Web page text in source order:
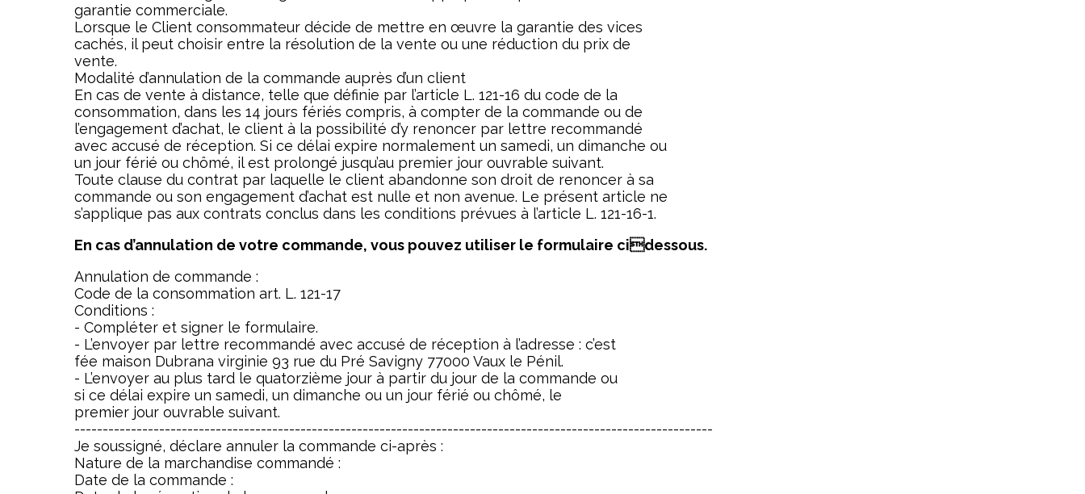
garantie commerciale.
Lorsque le Client consommateur décide de mettre en œuvre la garantie des vices
cachés, il peut choisir entre la résolution de la vente ou une réduction du prix de
vente.
Modalité d’annulation de la commande auprès d’un client
En cas de vente à distance, telle que définie par l’article L. 121-16 du code de la
consommation, dans les 14 jours fériés compris, à compter de la commande ou de
l’engagement d’achat, le client à la possibilité d’y renoncer par lettre recommandé
avec accusé de réception. Si ce délai expire normalement un samedi, un dimanche ou
un jour férié ou chômé, il est prolongé jusqu’au premier jour ouvrable suivant.
Toute clause du contrat par laquelle le client abandonne son droit de renoncer à sa
commande ou son engagement d’achat est nulle et non avenue. Le présent article ne
s’applique pas aux contrats conclus dans les conditions prévues à l’article L. 121-16-1.
En cas d’annulation de votre commande, vous pouvez utiliser le formulaire cidessous.
Annulation de commande :
Code de la consommation art. L. 121-17
Conditions :
- Compléter et signer le formulaire.
- L’envoyer par lettre recommandé avec accusé de réception à l’adresse : c’est
fée maison Dubrana virginie 93 rue du Pré Savigny 77000 Vaux le Pénil.
- L’envoyer au plus tard le quatorzième jour à partir du jour de la commande ou
si ce délai expire un samedi, un dimanche ou un jour férié ou chômé, le
premier jour ouvrable suivant.
-----------------------------------------------------------------------------------------------------------------
Je soussigné, déclare annuler la commande ci-après :
Nature de la marchandise commandé :
Date de la commande :